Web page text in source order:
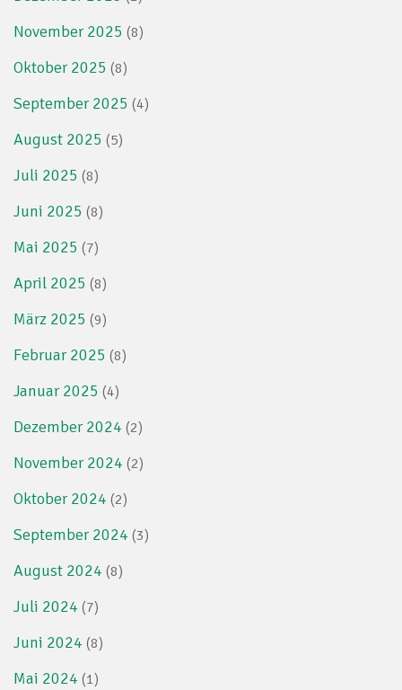
November 2025 (8)
Oktober 2025 (8)
September 2025 (4)
August 2025 (5)
Juli 2025 (8)
Juni 2025 (8)
Mai 2025 (7)
April 2025 (8)
März 2025 (9)
Februar 2025 (8)
Januar 2025 (4)
Dezember 2024 (2)
November 2024 (2)
Oktober 2024 (2)
September 2024 (3)
August 2024 (8)
Juli 2024 (7)
Juni 2024 (8)
Mai 2024 (1)